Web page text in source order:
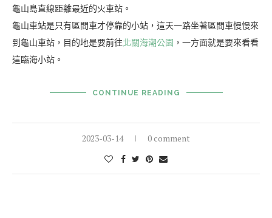
龜山島直線距離最近的火車站。
龜山車站是只有區間車才停靠的小站，這天一路坐著區間車慢慢來
到龜山車站，目的地是要前往北關海潮公園 ，一方面就是要來看看
這臨海小站。
CONTINUE READING
2023-03-14 0 comment